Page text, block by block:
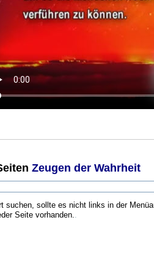
Zeugen der Wahrheit
suchen, sollte es nicht links in der
Seite vorhanden..